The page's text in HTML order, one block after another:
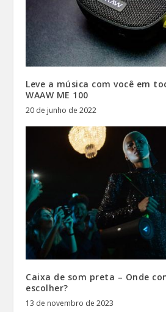
Leve a música com você em
WAAW ME 100
20 de junho de 2022
Caixa de som preta – Onde
escolher?
13 de novembro de 2023